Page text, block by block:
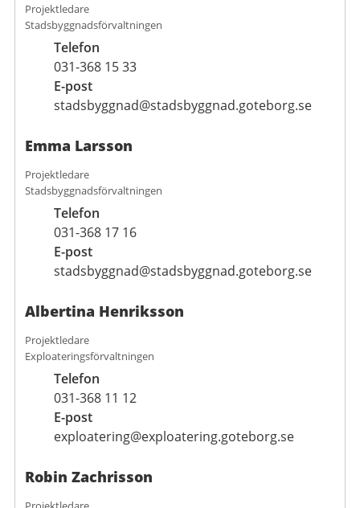
Projektledare
Stadsbyggnadsförvaltningen
Telefon
031-368 15 33
E-post
stadsbyggnad@stadsbyggnad.goteborg.se
Emma Larsson
Projektledare
Stadsbyggnadsförvaltningen
Telefon
031-368 17 16
E-post
stadsbyggnad@stadsbyggnad.goteborg.se
Albertina Henriksson
Projektledare
Exploateringsförvaltningen
Telefon
031-368 11 12
E-post
exploatering@exploatering.goteborg.se
Robin Zachrisson